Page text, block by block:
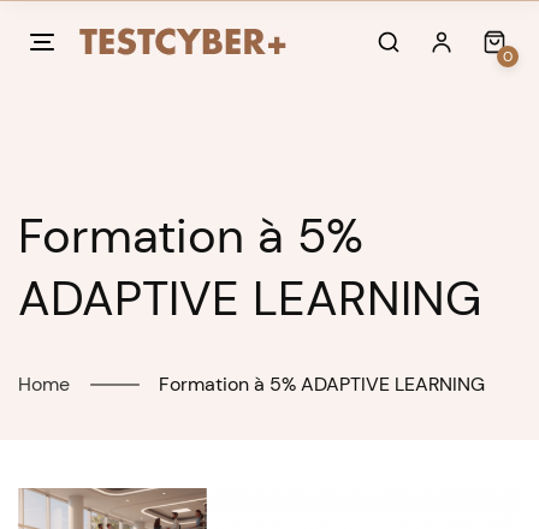
0
Formation à 5%
ADAPTIVE LEARNING
Home Formation à 5% ADAPTIVE LEARNING